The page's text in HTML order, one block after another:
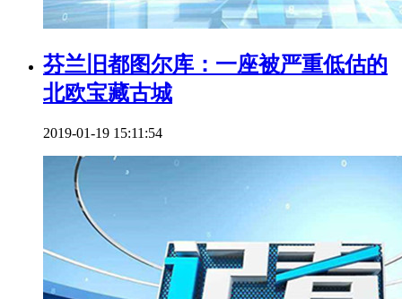
芬兰旧都图尔库：一座被严重低估的
北欧宝藏古城
2019-01-19 15:11:54